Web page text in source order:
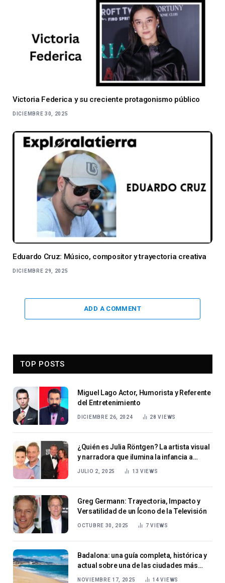
Victoria Federica y su creciente protagonismo público
DICIEMBRE 30, 2025
Eduardo Cruz: Músico, compositor y trayectoria creativa
DICIEMBRE 29, 2025
ADD A COMMENT
TOP POSTS
Miguel Lago Actor, Humorista y Referente
del Entretenimiento
DICIEMBRE 26, 2024 28VIEWS
¿Quién es Julia Röntgen? La artista visual
y narradora que ilumina la infancia a
través de la imaginación y la ilustración
JULIO 2, 2025 13 VIEWS
Greg Germann: Trayectoria, Impacto y
Versatilidad de un Ícono de la Televisión
OCTUBRE 30, 2025 7VIEWS
Badalona: una guía completa, histórica y
actual sobre una de las ciudades más
importantes de Cataluña
NOVIEMBRE 17, 2025 14VIEWS